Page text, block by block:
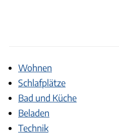
Wohnen
Schlafplätze
Bad und Küche
Beladen
Technik